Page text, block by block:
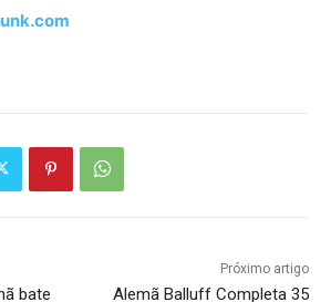
bate
Próximo artigo
Alemã Balluff Completa 35